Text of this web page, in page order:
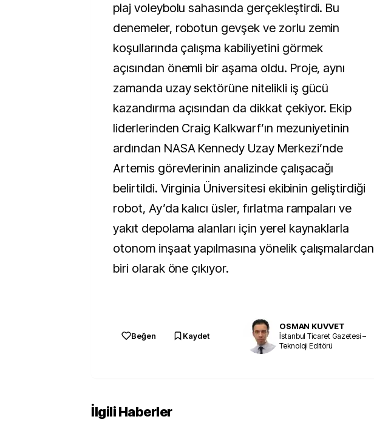
plaj voleybolu sahasında gerçekleştirdi. Bu
denemeler, robotun gevşek ve zorlu zemin
koşullarında çalışma kabiliyetini görmek
açısından önemli bir aşama oldu. Proje, aynı
zamanda uzay sektörüne nitelikli iş gücü
kazandırma açısından da dikkat çekiyor. Ekip
liderlerinden Craig Kalkwarf’ın mezuniyetinin
ardından NASA Kennedy Uzay Merkezi’nde
Artemis görevlerinin analizinde çalışacağı
belirtildi. Virginia Üniversitesi ekibinin geliştirdiği
robot, Ay’da kalıcı üsler, fırlatma rampaları ve
yakıt depolama alanları için yerel kaynaklarla
otonom inşaat yapılmasına yönelik çalışmalardan
biri olarak öne çıkıyor.
Beğen Kaydet
OSMAN KUVVET
İstanbul Ticaret Gazetesi –
Teknoloji Editörü
İlgili Haberler